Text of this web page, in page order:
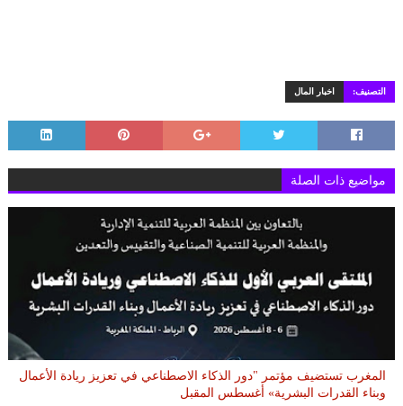
التصنيف: اخبار المال
مواضيع ذات الصلة
المغرب تستضيف مؤتمر "دور الذكاء الاصطناعي في تعزيز ريادة الأعمال
وبناء القدرات البشرية» أغسطس المقبل